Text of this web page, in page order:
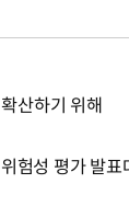
산하기 위해
험성 평가 발표